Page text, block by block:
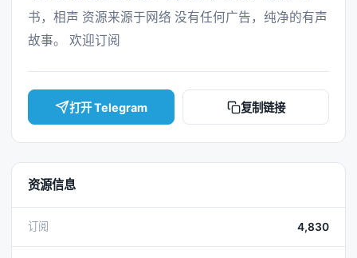
书，相声 资源来源于网络 没有任何广告，纯净的有声
故事。 欢迎订阅
打开 Telegram 复制链接
资源信息
订阅 4,830